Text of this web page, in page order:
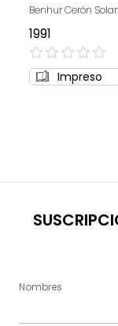
Benhur Cerón
1991
0%
Impreso
Nombres